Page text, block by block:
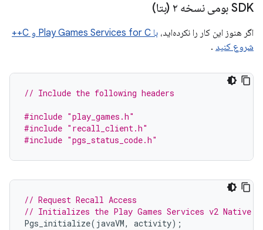
SDK بومی نسخه ۲ (بتا)
اگر هنوز این کار را نکرده‌اید،
با Play Games Services for C و C++
شروع کنید .
// Include the following headers
#include "play_games.h"
#include "recall_client.h"
#include "pgs_status_code.h"
// Request Recall Access
// Initializes the Play Games Services v2 Native
Pgs_initialize( javaVM, activity);